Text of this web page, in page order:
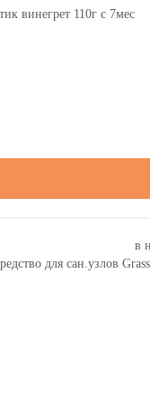
винегрет 110г с 7мес
для сан.узлов